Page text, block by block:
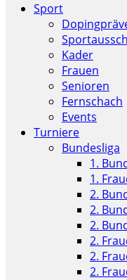
Sport
Kader
Frauen
Senioren
Fernschach
Events
Turniere
Bundesliga
1.
1.
2.
2.
2.
2.
2.
2.